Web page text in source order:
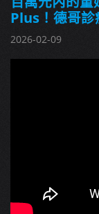
Plus！德哥
2026-02-09